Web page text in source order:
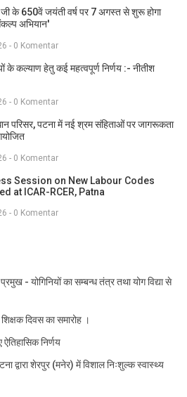
जी के 650वें जयंती वर्ष पर 7 अगस्त से शुरू होगा
अभियान'
- 0 Komentar
के कल्याण हेतु कई महत्वपूर्ण निर्णय :- नीतीश
- 0 Komentar
परिसर, पटना में नई श्रम संहिताओं पर जागरूकता
- 0 Komentar
Session on New Labour Codes
at ICAR-RCER, Patna
- 0 Komentar
- योगिनियों का सम्बन्ध तंत्र तथा योग विद्या से
दिवस का समारोह ।
ऐतिहासिक निर्णय
द्वारा शेरपुर (मनेर) में विशाल निःशुल्क स्वास्थ्य